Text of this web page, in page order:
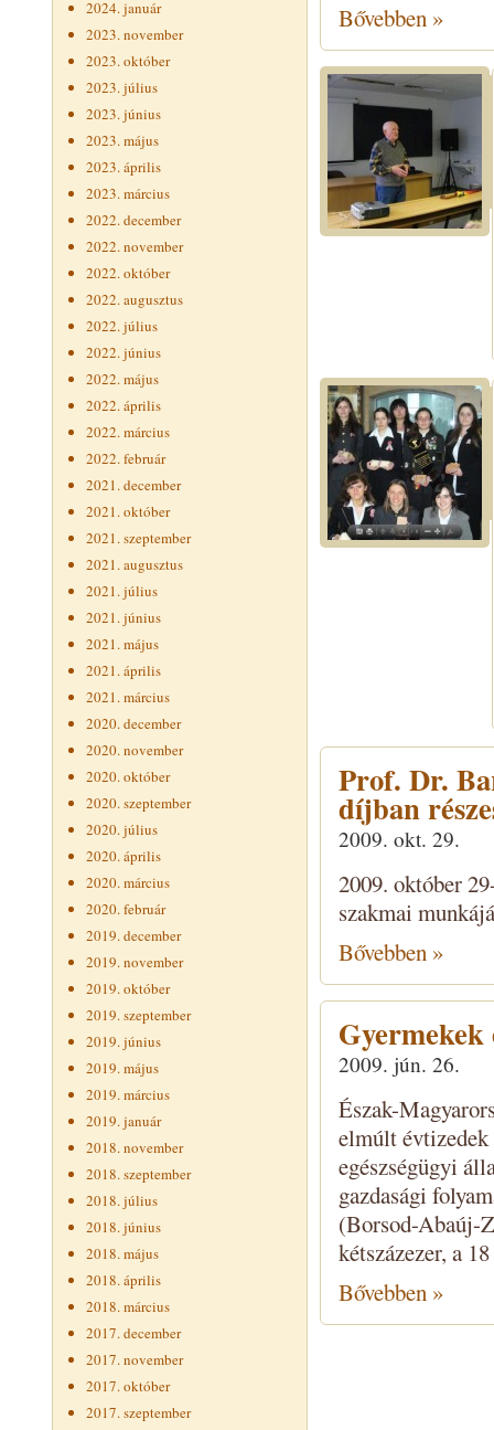
2024. január
2023. november
2023. október
2023. július
2023. június
2023. május
2023. április
2023. március
2022. december
2022. november
2022. október
2022. augusztus
2022. július
2022. június
2022. május
2022. április
2022. március
2022. február
2021. december
2021. október
2021. szeptember
2021. augusztus
2021. július
2021. június
2021. május
2021. április
2021. március
2020. december
2020. november
2020. október
2020. szeptember
2020. július
2020. április
2020. március
2020. február
2019. december
2019. november
2019. október
2019. szeptember
2019. június
2019. május
2019. március
2019. január
2018. november
2018. szeptember
2018. július
2018. június
2018. május
2018. április
2018. március
2017. december
2017. november
2017. október
2017. szeptember
Bővebben »
Prof. Dr.
díjban
2009. okt. 29.
2009. október
szakmai
Bővebben »
Gyermekek
2009. jún. 26.
Észak-
elmúlt évtizedek
egészségügyi
gazdasági
(Borsod-Abaúj-
kétszázezer, a
Bővebben »